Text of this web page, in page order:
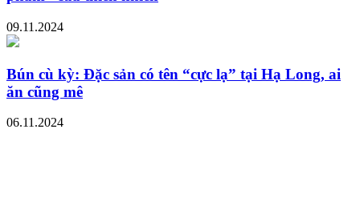
09.11.2024
Bún cù kỳ: Đặc sản có tên “cực lạ” tại Hạ Long, ai
ăn cũng mê
06.11.2024